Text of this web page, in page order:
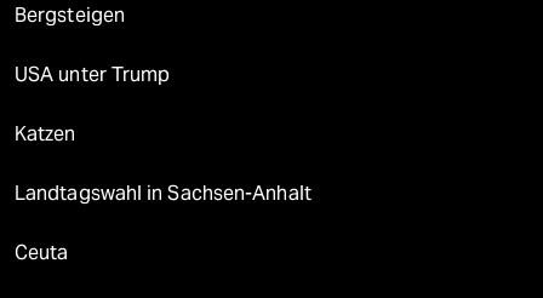
Bergsteigen
USA unter Trump
Katzen
Landtagswahl in Sachsen-Anhalt
Ceuta